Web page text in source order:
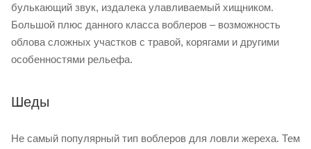
булькающий звук, издалека улавливаемый хищником.
Большой плюс данного класса воблеров – возможность
облова сложных участков с травой, корягами и другими
особенностями рельефа.
Шеды
Не самый популярный тип воблеров для ловли жереха. Тем